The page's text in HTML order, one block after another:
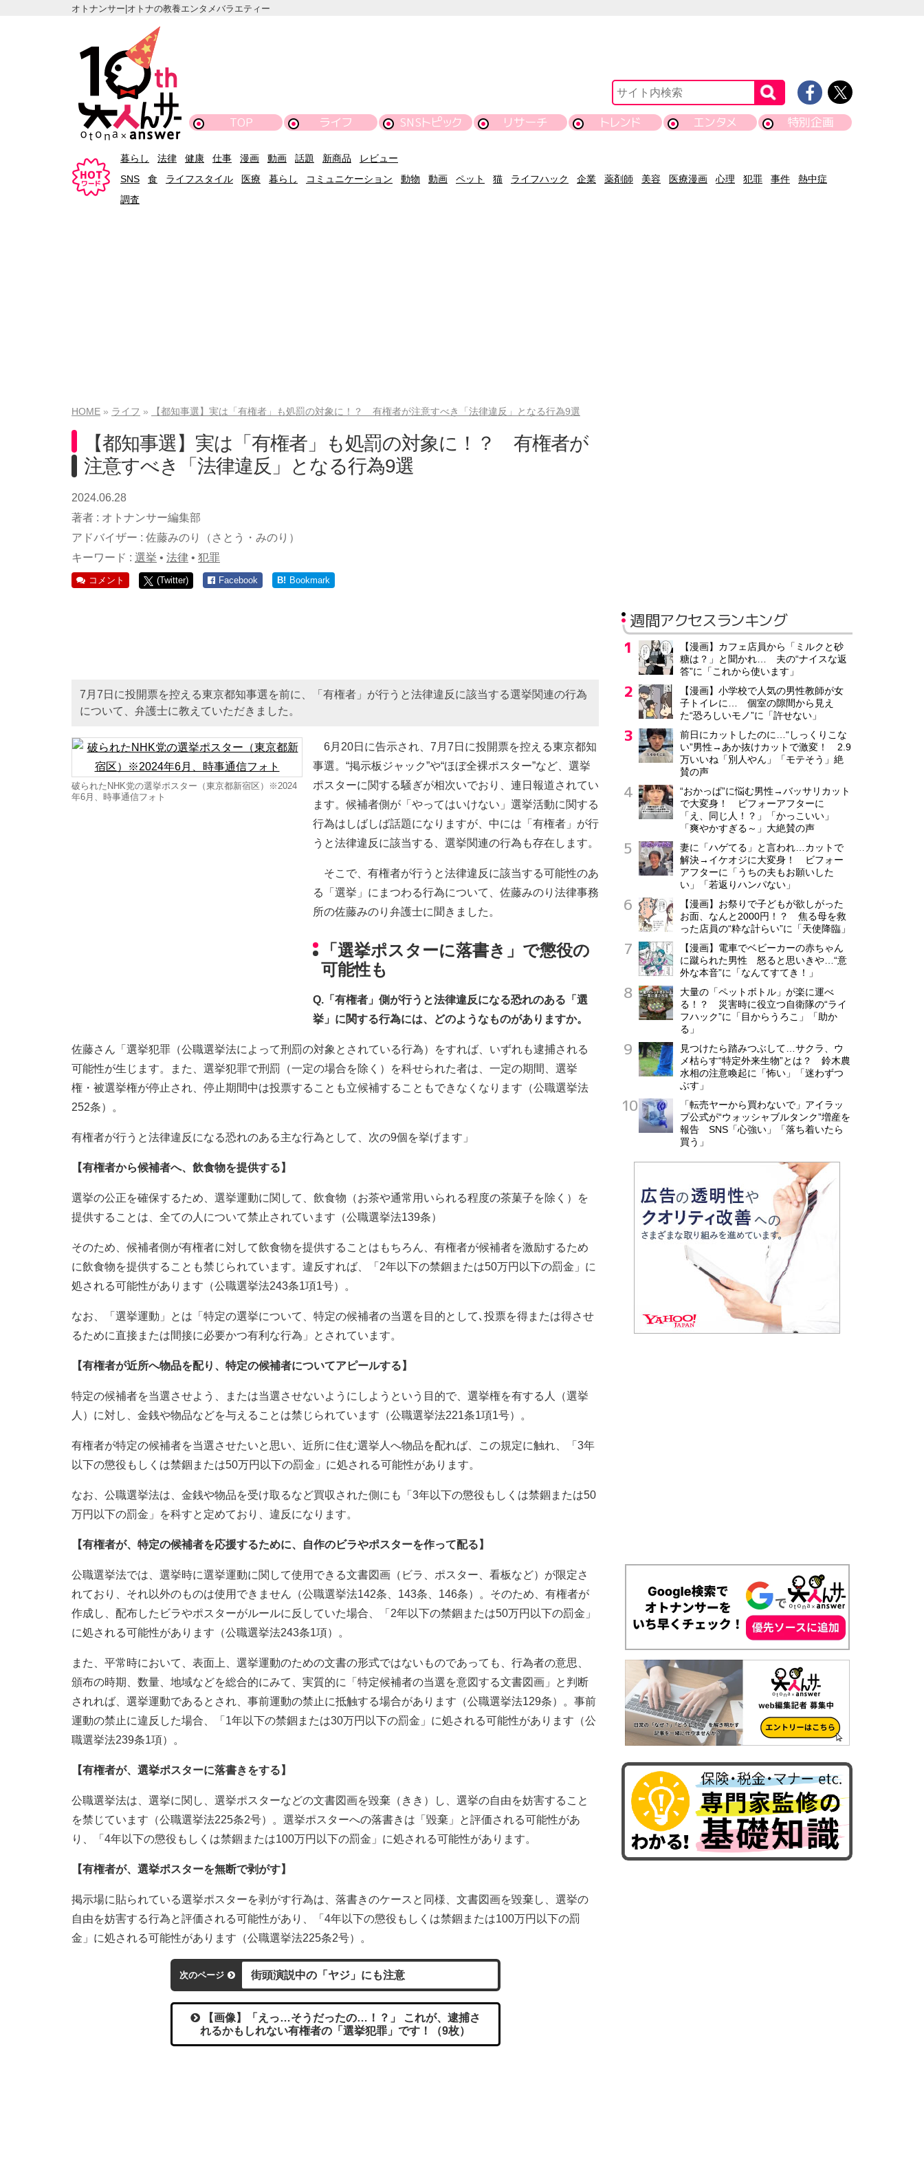
オトナンサー|オトナの教養エンタメバラエティー
TOP ライフ SNSトピック リサーチ トレンド エンタメ 特別企画
暮らし 法律 健康 仕事 漫画 動画 話題 新商品
レビュー
SNS
食 ライフスタイル 医療 暮らし コミュニケーション 動物 動画 ペット 猫 ライフハック 企業 薬剤師 美容 医療漫画 心理 犯罪 事件
熱中症
調査
HOME ライフ 【都知事選】実は「有権者」も処罰の対象に！？ 有権者が注意すべき「法律違反」となる行為9選
【都知事選】実は「有権者」も処罰の対象に！？ 有権者が
注意すべき「法律違反」となる行為9選
2024.06.28
著者 : オトナンサー編集部
アドバイザー : 佐藤みのり（さとう・みのり）
キーワード : 選挙 • 法律 • 犯罪
コメント (Twitter) Facebook B! Bookmark
7月7日に投開票を控える東京都知事選を前に、「有権者」が行うと法律違反に該当する選挙関連の行為
について、弁護士に教えていただきました。
破られたNHK党の選挙ポスター（東京都新宿区）※2024
年6月、時事通信フォト
6月20日に告示され、7月7日に投開票を控える東京都知
事選。“掲示板ジャック”や“ほぼ全裸ポスター”など、選挙
ポスターに関する騒ぎが相次いでおり、連日報道されてい
ます。候補者側が「やってはいけない」選挙活動に関する
行為はしばしば話題になりますが、中には「有権者」が行
うと法律違反に該当する、選挙関連の行為も存在します。
そこで、有権者が行うと法律違反に該当する可能性のあ
る「選挙」にまつわる行為について、佐藤みのり法律事務
所の佐藤みのり弁護士に聞きました。
「選挙ポスターに落書き」で懲役の
可能性も
Q.「有権者」側が行うと法律違反になる恐れのある「選
挙」に関する行為には、どのようなものがありますか。
佐藤さん「選挙犯罪（公職選挙法によって刑罰の対象とされている行為）をすれば、いずれも逮捕される
可能性が生じます。また、選挙犯罪で刑罰（一定の場合を除く）を科せられた者は、一定の期間、選挙
権・被選挙権が停止され、停止期間中は投票することも立候補することもできなくなります（公職選挙法
252条）。
有権者が行うと法律違反になる恐れのある主な行為として、次の9個を挙げます」
【有権者から候補者へ、飲食物を提供する】
選挙の公正を確保するため、選挙運動に関して、飲食物（お茶や通常用いられる程度の茶菓子を除く）を
提供することは、全ての人について禁止されています（公職選挙法139条）
そのため、候補者側が有権者に対して飲食物を提供することはもちろん、有権者が候補者を激励するため
に飲食物を提供することも禁じられています。違反すれば、「2年以下の禁錮または50万円以下の罰金」に
処される可能性があります（公職選挙法243条1項1号）。
なお、「選挙運動」とは「特定の選挙について、特定の候補者の当選を目的として､投票を得または得させ
るために直接または間接に必要かつ有利な行為」とされています。
【有権者が近所へ物品を配り、特定の候補者についてアピールする】
特定の候補者を当選させよう、または当選させないようにしようという目的で、選挙権を有する人（選挙
人）に対し、金銭や物品などを与えることは禁じられています（公職選挙法221条1項1号）。
有権者が特定の候補者を当選させたいと思い、近所に住む選挙人へ物品を配れば、この規定に触れ、「3年
以下の懲役もしくは禁錮または50万円以下の罰金」に処される可能性があります。
なお、公職選挙法は、金銭や物品を受け取るなど買収された側にも「3年以下の懲役もしくは禁錮または50
万円以下の罰金」を科すと定めており、違反になります。
【有権者が、特定の候補者を応援するために、自作のビラやポスターを作って配る】
公職選挙法では、選挙時に選挙運動に関して使用できる文書図画（ビラ、ポスター、看板など）が限定さ
れており、それ以外のものは使用できません（公職選挙法142条、143条、146条）。そのため、有権者が
作成し、配布したビラやポスターがルールに反していた場合、「2年以下の禁錮または50万円以下の罰金」
に処される可能性があります（公職選挙法243条1項）。
また、平常時において、表面上、選挙運動のための文書の形式ではないものであっても、行為者の意思、
頒布の時期、数量、地域などを総合的にみて、実質的に「特定候補者の当選を意図する文書図画」と判断
されれば、選挙運動であるとされ、事前運動の禁止に抵触する場合があります（公職選挙法129条）。事前
運動の禁止に違反した場合、「1年以下の禁錮または30万円以下の罰金」に処される可能性があります（公
職選挙法239条1項）。
【有権者が、選挙ポスターに落書きをする】
公職選挙法は、選挙に関し、選挙ポスターなどの文書図画を毀棄（きき）し、選挙の自由を妨害すること
を禁じています（公職選挙法225条2号）。選挙ポスターへの落書きは「毀棄」と評価される可能性があ
り、「4年以下の懲役もしくは禁錮または100万円以下の罰金」に処される可能性があります。
【有権者が、選挙ポスターを無断で剥がす】
掲示場に貼られている選挙ポスターを剥がす行為は、落書きのケースと同様、文書図画を毀棄し、選挙の
自由を妨害する行為と評価される可能性があり、「4年以下の懲役もしくは禁錮または100万円以下の罰
金」に処される可能性があります（公職選挙法225条2号）。
次のページ 街頭演説中の「ヤジ」にも注意
【画像】「えっ…そうだったの…！？」 これが、逮捕さ
れるかもしれない有権者の「選挙犯罪」です！（9枚）
週間アクセスランキング
【漫画】カフェ店員から「ミルクと砂
糖は？」と聞かれ… 夫の“ナイスな返
答”に「これから使います」
【漫画】小学校で人気の男性教師が女
子トイレに… 個室の隙間から見え
た“恐ろしいモノ”に「許せない」
前日にカットしたのに…“しっくりこな
い”男性→あか抜けカットで激変！ 2.9
万いいね「別人やん」「モテそう」絶
賛の声
“おかっぱ”に悩む男性→バッサリカット
で大変身！ ビフォーアフターに
「え、同じ人！？」「かっこいい」
「爽やかすぎる～」大絶賛の声
妻に「ハゲてる」と言われ…カットで
解決→イケオジに大変身！ ビフォー
アフターに「うちの夫もお願いした
い」「若返りハンパない」
【漫画】お祭りで子どもが欲しがった
お面、なんと2000円！？ 焦る母を救
った店員の“粋な計らい”に「天使降臨」
【漫画】電車でベビーカーの赤ちゃん
に蹴られた男性 怒ると思いきや…“意
外な本音”に「なんてすてき！」
大量の「ペットボトル」が楽に運べ
る！？ 災害時に役立つ自衛隊の“ライ
フハック”に「目からうろこ」「助か
る」
見つけたら踏みつぶして…サクラ、ウ
メ枯らす“特定外来生物”とは？ 鈴木農
水相の注意喚起に「怖い」「迷わずつ
ぶす」
「転売ヤーから買わないで」アイラッ
プ公式が“ウォッシャブルタンク”増産を
報告 SNS「心強い」「落ち着いたら
買う」